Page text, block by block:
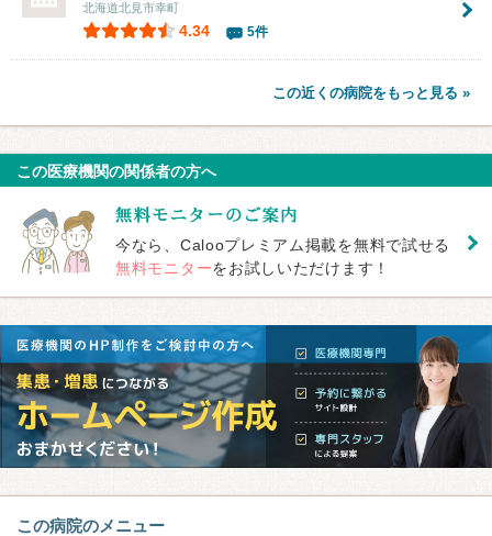
北海道北見市幸町
4.34 5件
この近くの病院をもっと見る »
この医療機関の関係者の方へ
今なら、Calooプレミアム掲載を無料で試せる
無料モニターをお試しいただけます！
この病院のメニュー